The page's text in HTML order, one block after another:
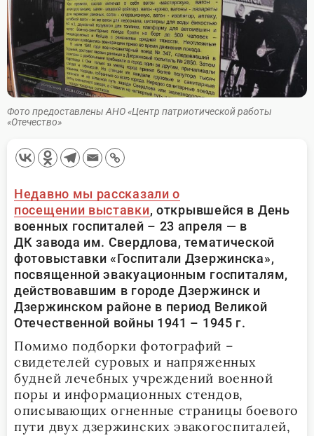
Фото предоставлены АНО «Центр патриотической работы
«Отечество»
Недавно мы рассказали о
посещении выставки, открывшейся в День
военных госпиталей – 23 апреля — в
ДК завода им. Свердлова, тематической
фотовыставки «Госпитали Дзержинска»,
посвященной эвакуационным госпиталям,
действовавшим в городе Дзержинск и
Дзержинском районе в период Великой
Отечественной войны 1941 – 1945 г.
Помимо подборки фотографий –
свидетелей суровых и напряженных
будней лечебных учреждений военной
поры и информационных стендов,
описывающих огненные страницы боевого
пути двух дзержинских эвакогоспиталей,